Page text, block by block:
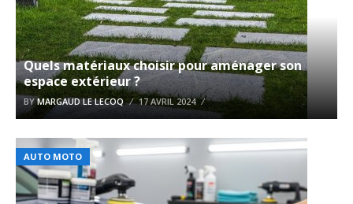
Quels matériaux choisir pour aménager son
espace extérieur ?
BYMARGAUD LE LECOQ 17 AVRIL 2024
AUTO MOTO